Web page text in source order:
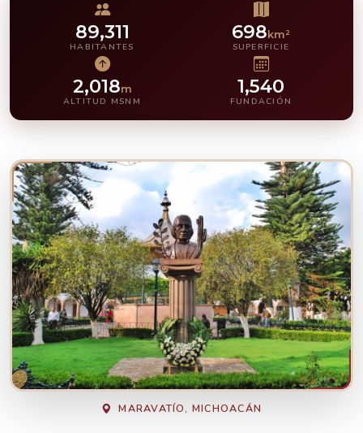
89,311
HABITANTES
698 km²
SUPERFICIE
2,018m
ALTITUD MSNM
1,540
FUNDACIÓN
MARAVATÍO, MICHOACÁN